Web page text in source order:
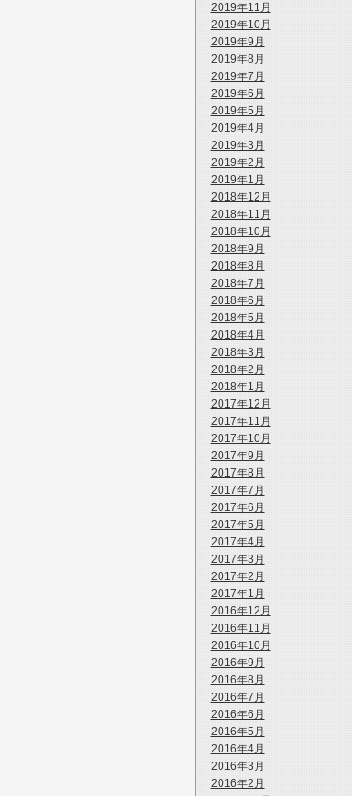
2019年11月
2019年10月
2019年9月
2019年8月
2019年7月
2019年6月
2019年5月
2019年4月
2019年3月
2019年2月
2019年1月
2018年12月
2018年11月
2018年10月
2018年9月
2018年8月
2018年7月
2018年6月
2018年5月
2018年4月
2018年3月
2018年2月
2018年1月
2017年12月
2017年11月
2017年10月
2017年9月
2017年8月
2017年7月
2017年6月
2017年5月
2017年4月
2017年3月
2017年2月
2017年1月
2016年12月
2016年11月
2016年10月
2016年9月
2016年8月
2016年7月
2016年6月
2016年5月
2016年4月
2016年3月
2016年2月